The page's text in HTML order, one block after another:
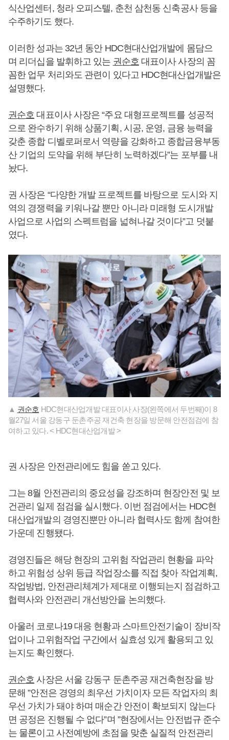
식산업센터, 청라 오피스텔, 춘천 삼천동 신축공사 등을
수주하기도 했다.
이러한 성과는 32년 동안 HDC현대산업개발에 몸담으
며 리더십을 발휘하고 있는 권순호대표이사 사장의 꼼
꼼한 업무 처리와도 관련이 있다고 HDC현대산업개발은
설명했다.
권순호 대표이사 사장은 “주요 대형프로젝트를 성공적
으로 완수하기 위해 상품기획, 시공, 운영, 금융 능력을
갖춘 종합 디벨로퍼로서 역량을 강화하고 종합금융부동
산 기업의 도약을 위해 부단히 노력하겠다”는 포부를 내
놨다.
권 사장은 “다양한 개발 프로젝트를 바탕으로 도시와 지
역의 경쟁력을 키워나갈 뿐만 아니라 미래형 도시개발
사업으로 사업의 스펙트럼을 넓혀나갈 것이다”고 덧붙
였다.
▲ 권순호 HDC현대산업개발 대표이사 사장(왼쪽에서 두번째)이 8
월27일 서울 강동구 둔촌주공 재건축 현장을 방문해 안전점검에 참
여하고 있다. < HDC현대산업개발 >
권 사장은 안전관리에도 힘을 쏟고 있다.
그는 8월 안전관리의 중요성을 강조하며 현장안전 및 보
건관리 일제 점검을 실시했다. 이번 점검에서는 HDC현
대산업개발의 경영진뿐만 아니라 협력사도 함께 참여한
가운데 진행됐다.
경영진들은 해당 현장의 고위험 작업관리 현황을 파악
하고 위험성 상위 등급 작업장소를 직접 찾아 작업계획,
작업방법, 안전관리체계가 제대로 이행되는지 점검하고
협력사와 안전관리 개선방안을 논의했다.
아울러 코로나19 대응 현황과 스마트안전기술이 장비작
업이나 고위험작업 구간에서 실효성 있게 활용되고 있
는지도 확인했다.
권순호 사장은 서울 강동구 둔촌주공 재건축현장을 방
문해 ”안전은 경영의 최우선 가치이자 모든 작업자의 최
우선 가치가 돼야 하며 매순간 안전이 확보되지 않는다
면 공정은 진행될 수 없다”며 ”현장에서는 안전법규 준수
는 물론이고 사전예방에 초점을 맞춘 실질적 안전관리